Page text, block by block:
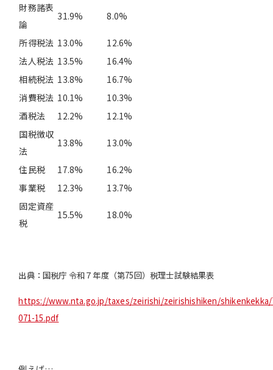
財務諸表
論
31.9% 8.0%
所得税法 13.0%
12.6%
法人税法 13.5%
16.4%
相続税法 13.8%
16.7%
消費税法 10.1%
10.3%
酒税法
12.2%
12.1%
国税徴収
法
13.8% 13.0%
住民税 17.8%
16.2%
事業税
12.3%
13.7%
固定資産
税
15.5% 18.0%
出典：国税庁 令和７年度（第75回）税理士試験結果表
https://www.nta.go.jp/taxes/zeirishi/zeirishishiken/shikenkekka/
071-15.pdf